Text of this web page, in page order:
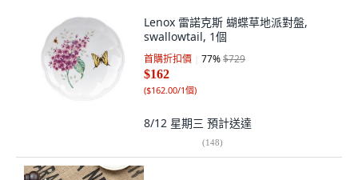
Lenox 雷諾克斯 蝴蝶草地派對盤,
swallowtail, 1個
首購折扣價 77%$729
$162
($162.00/1個)
8/12 星期三 預計送達
(148)